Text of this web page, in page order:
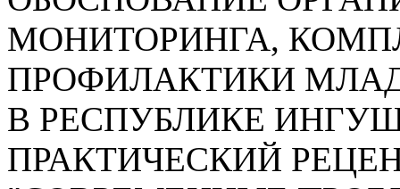
МОНИТОРИНГА,
ПРОФИЛАКТИКИ
В РЕСПУБЛИКЕ
ПРАКТИЧЕСКИЙ